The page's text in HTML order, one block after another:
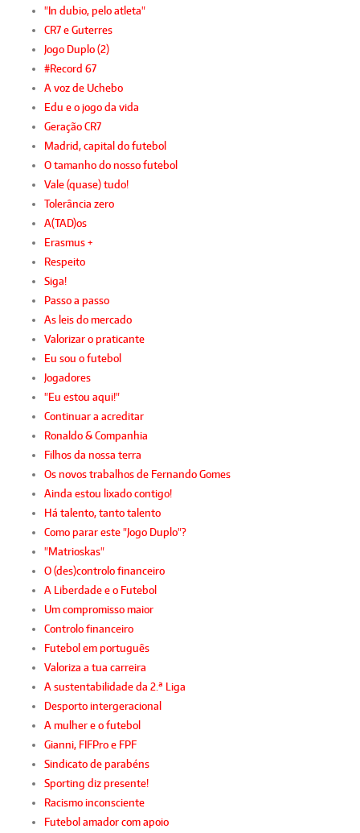
"In dubio, pelo atleta"
CR7 e Guterres
Jogo Duplo (2)
#Record 67
A voz de Uchebo
Edu e o jogo da vida
Geração CR7
Madrid, capital do futebol
O tamanho do nosso futebol
Vale (quase) tudo!
Tolerância zero
A(TAD)os
Erasmus +
Respeito
Siga!
Passo a passo
As leis do mercado
Valorizar o praticante
Eu sou o futebol
Jogadores
"Eu estou aqui!"
Continuar a acreditar
Ronaldo & Companhia
Filhos da nossa terra
Os novos trabalhos de Fernando Gomes
Ainda estou lixado contigo!
Há talento, tanto talento
Como parar este "Jogo Duplo"?
"Matrioskas"
O (des)controlo financeiro
A Liberdade e o Futebol
Um compromisso maior
Controlo financeiro
Futebol em português
Valoriza a tua carreira
A sustentabilidade da 2.ª Liga
Desporto intergeracional
A mulher e o futebol
Gianni, FIFPro e FPF
Sindicato de parabéns
Sporting diz presente!
Racismo inconsciente
Futebol amador com apoio